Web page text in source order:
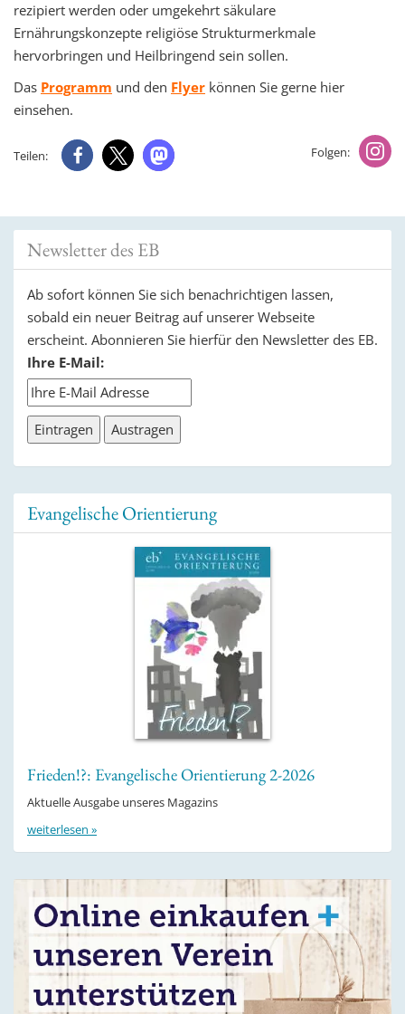
rezipiert werden oder umgekehrt säkulare
Ernährungskonzepte religiöse Strukturmerkmale
hervorbringen und Heilbringend sein sollen.
Das Programm und den Flyer können Sie gerne hier
einsehen.
Teilen: Folgen:
Newsletter des EB
Ab sofort können Sie sich benachrichtigen lassen,
sobald ein neuer Beitrag auf unserer Webseite
erscheint. Abonnieren Sie hierfür den Newsletter des EB.
Ihre E-Mail:
Evangelische Orientierung
Frieden!?: Evangelische Orientierung 2-2026
Aktuelle Ausgabe unseres Magazins
weiterlesen »